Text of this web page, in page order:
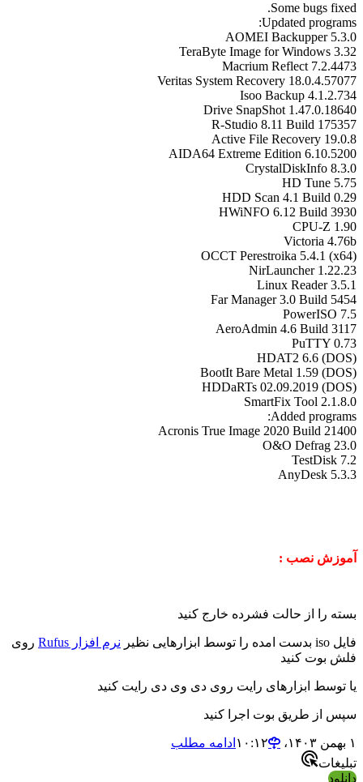
Some bugs fixed.
Updated programs:
AOMEI Backupper 5.3.0
TeraByte Image for Windows 3.32
Macrium Reflect 7.2.4473
Veritas System Recovery 18.0.4.57077
Isoo Backup 4.1.2.734
Drive SnapShot 1.47.0.18640
R-Studio 8.11 Build 175357
Active File Recovery 19.0.8
AIDA64 Extreme Edition 6.10.5200
CrystalDiskInfo 8.3.0
HD Tune 5.75
HDD Scan 4.1 Build 0.29
HWiNFO 6.12 Build 3930
CPU-Z 1.90
Victoria 4.76b
OCCT Perestroika 5.4.1 (x64)
NirLauncher 1.22.23
Linux Reader 3.5.1
Far Manager 3.0 Build 5454
PowerISO 7.5
AeroAdmin 4.6 Build 3117
PuTTY 0.73
HDAT2 6.6 (DOS)
BootIt Bare Metal 1.59 (DOS)
HDDaRTs 02.09.2019 (DOS)
SmartFix Tool 2.1.8.0
Added programs:
Acronis True Image 2020 Build 21400
O&O Defrag 23.0
TestDisk 7.2
AnyDesk 5.3.3
آموزش نصب :
بسته را از حالت فشرده خارج کنید
فایل iso بدست امده را توسط ابزارهایی نظیر نرم افزار Rufus
روی
فلش بوت کنید
یا توسط ابزارهای رایت روی دی وی دی رایت کنید
سپس از طریق بوت اجرا کنید
۱ بهمن ۱۴۰۳،‏ ۱۰:۱۲
ادامه مطلب
تبلیغات
دانلود